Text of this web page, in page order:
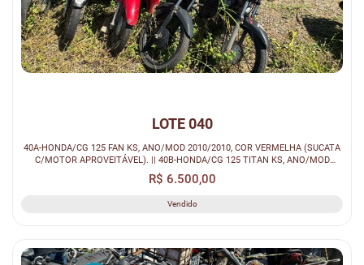
LOTE 040
40A-HONDA/CG 125 FAN KS, ANO/MOD 2010/2010, COR VERMELHA (SUCATA
C/MOTOR APROVEITÁVEL). || 40B-HONDA/CG 125 TITAN KS, ANO/MOD
1999/2000, COR...
R$ 6.500,00
Vendido